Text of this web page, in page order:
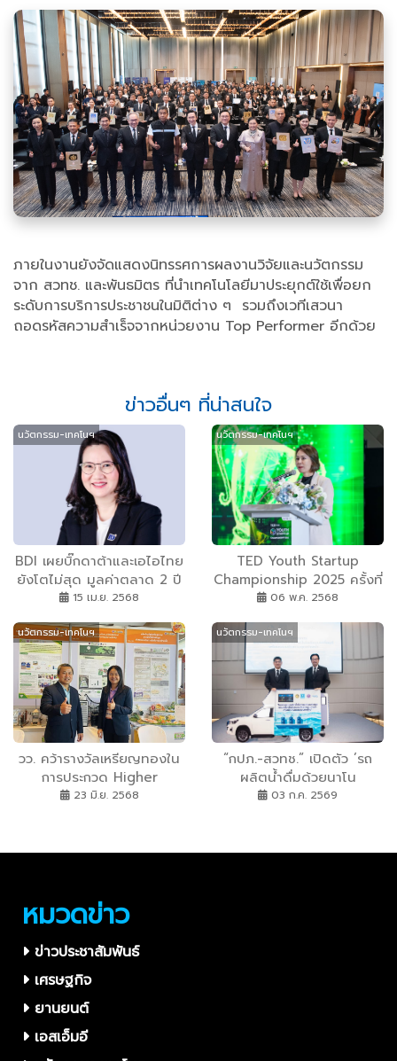
ภายในงานยังจัดแสดงนิทรรศการผลงานวิจัยและนวัตกรรม
จาก สวทช. และพันธมิตร ที่นำเทคโนโลยีมาประยุกต์ใช้เพื่อยก
ระดับการบริการประชาชนในมิติต่าง ๆ รวมถึงเวทีเสวนา
ถอดรหัสความสำเร็จจากหน่วยงาน Top Performer อีกด้วย
ข่าวอื่นๆ ที่น่าสนใจ
นวัตกรรม-เทคโนฯ
BDI เผยบิ๊กดาต้าและเอไอไทย
ยังโตไม่สุด มูลค่าตลาด 2 ปี
แตะ 3.78 หมื่นล้านบาท
15 เม.ย. 2568
นวัตกรรม-เทคโนฯ
TED Youth Startup
Championship 2025 ครั้งที่
4 ภาคกลาง เปิดเวทีประชันไอ
ณ กรุงเทพมหานคร
06 พ.ค. 2568
นวัตกรรม-เทคโนฯ
วว. คว้ารางวัลเหรียญทองใน
การประกวด Higher
Education Innovation
23 มิ.ย. 2568
นวัตกรรม-เทคโนฯ
“กปภ.-สวทช.” เปิดตัว ’รถ
ผลิตน้ำดื่มด้วยนาโน
เทคโนโลยีพร้อมระบบติดตาม
สู่ชุมชน “กู้ภัยแล้ง-อุทกภัย”
03 ก.ค. 2569
หมวดข่าว
ข่าวประชาสัมพันธ์
เศรษฐกิจ
ยานยนต์
เอสเอ็มอี